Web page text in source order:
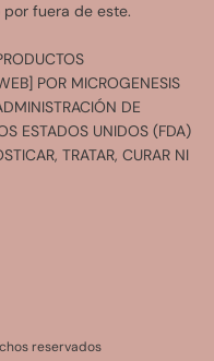
fuera de este.
POR MICROGENESIS
DE
ESTADOS UNIDOS (FDA)
TRATAR, CURAR NI
reservados